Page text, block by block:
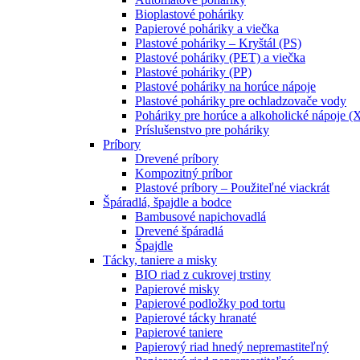
Bioplastové poháriky
Papierové poháriky a viečka
Plastové poháriky – Kryštál (PS)
Plastové poháriky (PET) a viečka
Plastové poháriky (PP)
Plastové poháriky na horúce nápoje
Plastové poháriky pre ochladzovače vody
Poháriky pre horúce a alkoholické nápoje
Príslušenstvo pre poháriky
Príbory
Drevené príbory
Kompozitný príbor
Plastové príbory – Použiteľné viackrát
Špáradlá, špajdle a bodce
Bambusové napichovadlá
Drevené špáradlá
Špajdle
Tácky, taniere a misky
BIO riad z cukrovej trstiny
Papierové misky
Papierové podložky pod tortu
Papierové tácky hranaté
Papierové taniere
Papierový riad hnedý nepremastiteľný